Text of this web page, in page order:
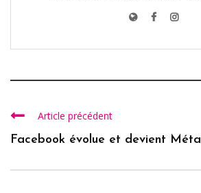
Article précédent
Facebook évolue et devient Méta